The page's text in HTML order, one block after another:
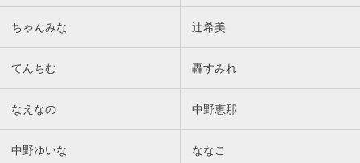
ちゃんみな 辻希美
てんちむ 轟すみれ
なえなの 中野恵那
中野ゆいな ななこ